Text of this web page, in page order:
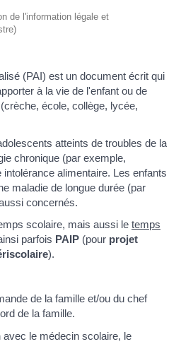
de l'information légale et
(PAI) est un document écrit qui
à la vie de l'enfant ou de
école, collège, lycée,
atteints de troubles de la
chronique (par exemple,
alimentaire. Les enfants
maladie de longue durée (par
concernés.
scolaire, mais aussi le temps
parfois PAIP (pour projet
).
de la famille et/ou du chef
de la famille.
le médecin scolaire, le